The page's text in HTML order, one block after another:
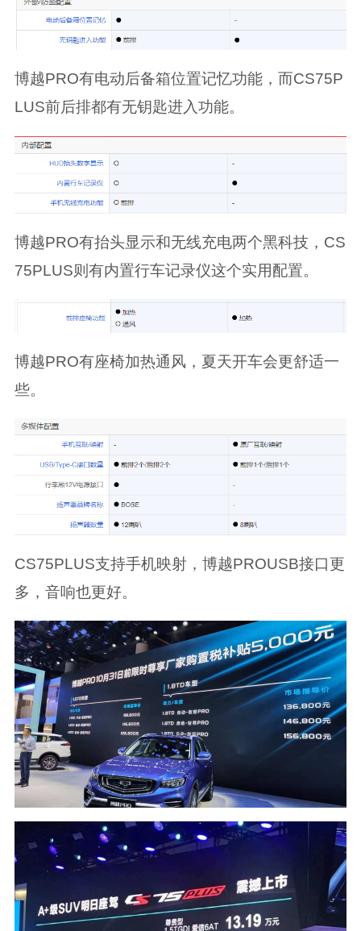
博越PRO有电动后备箱位置记忆功能，而CS75P
LUS前后排都有无钥匙进入功能。
博越PRO有抬头显示和无线充电两个黑科技，CS
75PLUS则有内置行车记录仪这个实用配置。
博越PRO有座椅加热通风，夏天开车会更舒适一
些。
CS75PLUS支持手机映射，博越PROUSB接口更
多，音响也更好。